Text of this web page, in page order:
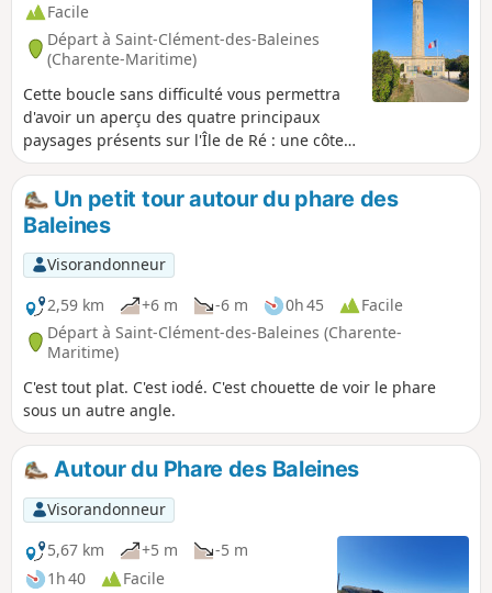
Facile
Départ à Saint-Clément-des-Baleines
(Charente-Maritime)
Cette boucle sans difficulté vous permettra
d'avoir un aperçu des quatre principaux
paysages présents sur l'Île de Ré : une côte
rocheuse à caractère un peu sauvage, une
grande plage sableuse, les marais salants
qui font la renommée de cette partie de l'île,
et enfin le secteur agricole, pomme de terre
primeur et vigne principalement. Au
passage, vous pourrez admirer
l'incontournable Phare des Baleines, la vigie
de l'Île de Ré.
Un petit tour autour du phare des
Baleines
Visorandonneur
2,59 km
+6 m -6 m 0h 45
Facile
Départ à Saint-Clément-des-Baleines (Charente-
Maritime)
C'est tout plat. C'est iodé. C'est chouette de voir le phare
sous un autre angle.
Autour du Phare des Baleines
Visorandonneur
5,67 km
+5 m
-5 m
1h 40
Facile